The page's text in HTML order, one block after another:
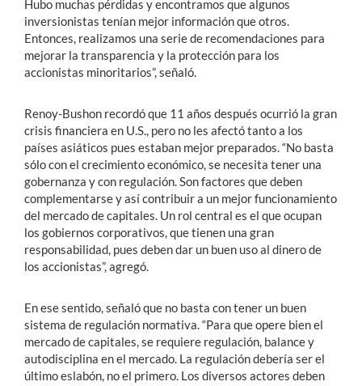
Hubo muchas pérdidas y encontramos que algunos
inversionistas tenían mejor información que otros.
Entonces, realizamos una serie de recomendaciones para
mejorar la transparencia y la protección para los
accionistas minoritarios”, señaló.
Renoy-Bushon recordó que 11 años después ocurrió la gran
crisis financiera en U.S., pero no les afectó tanto a los
países asiáticos pues estaban mejor preparados. “No basta
sólo con el crecimiento económico, se necesita tener una
gobernanza y con regulación. Son factores que deben
complementarse y así contribuir a un mejor funcionamiento
del mercado de capitales. Un rol central es el que ocupan
los gobiernos corporativos, que tienen una gran
responsabilidad, pues deben dar un buen uso al dinero de
los accionistas”, agregó.
En ese sentido, señaló que no basta con tener un buen
sistema de regulación normativa. “Para que opere bien el
mercado de capitales, se requiere regulación, balance y
autodisciplina en el mercado. La regulación debería ser el
último eslabón, no el primero. Los diversos actores deben